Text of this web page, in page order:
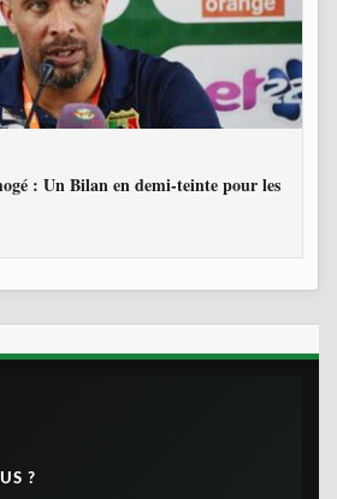
: Un Bilan en demi-teinte pour les
?